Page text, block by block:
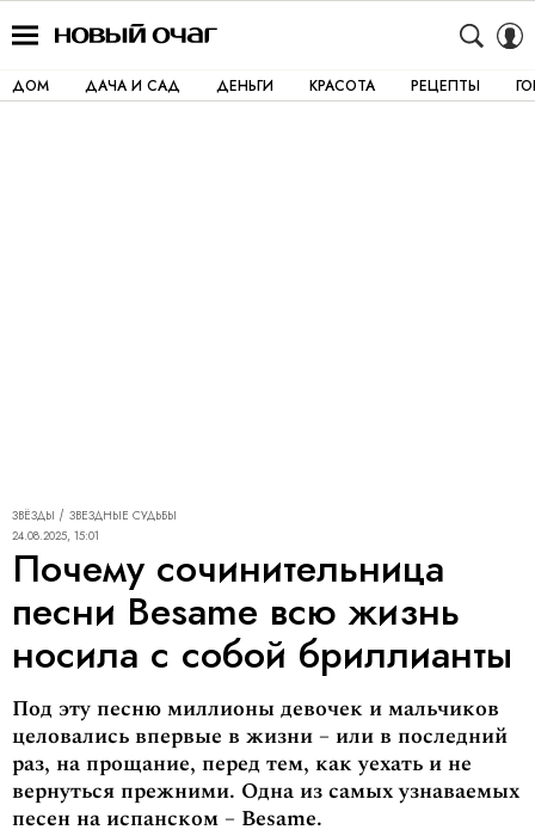
ДОМ ДАЧА И САД ДЕНЬГИ КРАСОТА РЕЦЕПТЫ
ЗВЁЗДЫ
ЗВЕЗДНЫЕ СУДЬБЫ
24.08.2025, 15:01
Почему сочинительница
песни Besame всю жизнь
носила с собой бриллианты
Под эту песню миллионы девочек и мальчиков
целовались впервые в жизни – или в последний
раз, на прощание, перед тем, как уехать и не
вернуться прежними. Одна из самых узнаваемых
песен на испанском – Besame.